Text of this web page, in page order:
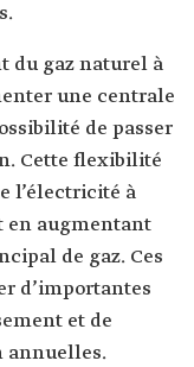
du gaz naturel à
une centrale
de passer
Cette flexibilité
l’électricité à
en augmentant
de gaz. Ces
d’importantes
et de
annuelles.